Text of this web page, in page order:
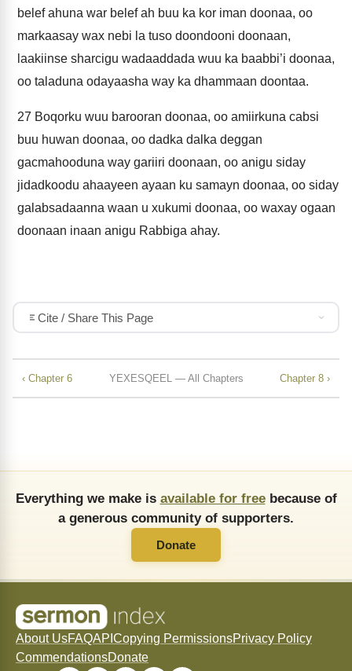
belef ahuna war belef ah buu ka kor iman doonaa, oo
markaasay wax nebi la tuso doondooni doonaan,
laakiinse sharcigu wadaaddada wuu ka baabbi’i doonaa,
oo taladuna odayaasha way ka dhammaan doontaa.
27 Boqorku wuu barooran doonaa, oo amiirkuna cabsi
buu huwan doonaa, oo dadka dalka deggan
gacmahooduna way gariiri doonaan, oo anigu siday
jidadkoodu ahaayeen ayaan ku samayn doonaa, oo siday
galabsadaanna waan u xukumi doonaa, oo waxay ogaan
doonaan inaan anigu Rabbiga ahay.
Cite / Share This Page
‹ Chapter 6 YEXESQEEL — All Chapters Chapter 8 ›
Everything we make is available for freebecause of
a generous community of supporters.
Donate
About UsFAQAPI Copying PermissionsPrivacy Policy
CommendationsDonate